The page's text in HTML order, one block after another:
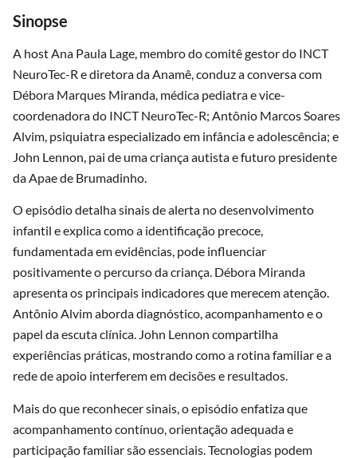
Sinopse
A host Ana Paula Lage, membro do comitê gestor do INCT
NeuroTec-R e diretora da Anamê, conduz a conversa com
Débora Marques Miranda, médica pediatra e vice-
coordenadora do INCT NeuroTec-R; Antônio Marcos Soares
Alvim, psiquiatra especializado em infância e adolescência; e
John Lennon, pai de uma criança autista e futuro presidente
da Apae de Brumadinho.
O episódio detalha sinais de alerta no desenvolvimento
infantil e explica como a identificação precoce,
fundamentada em evidências, pode influenciar
positivamente o percurso da criança. Débora Miranda
apresenta os principais indicadores que merecem atenção.
Antônio Alvim aborda diagnóstico, acompanhamento e o
papel da escuta clínica. John Lennon compartilha
experiências práticas, mostrando como a rotina familiar e a
rede de apoio interferem em decisões e resultados.
Mais do que reconhecer sinais, o episódio enfatiza que
acompanhamento contínuo, orientação adequada e
participação familiar são essenciais. Tecnologias podem